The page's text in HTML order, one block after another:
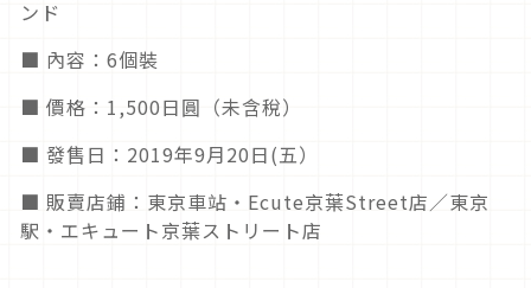
ンド
■ 內容：6個裝
■ 價格：1,500日圓（未含稅）
■ 發售日：2019年9月20日(五）
■ 販賣店鋪：東京車站・Ecute京葉Street店／東京
駅・エキュート京葉ストリート店